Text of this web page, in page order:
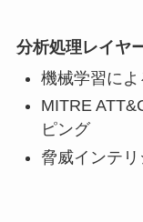
分析処理レイヤ
機械学習に
MITRE
ピング
脅威インテ